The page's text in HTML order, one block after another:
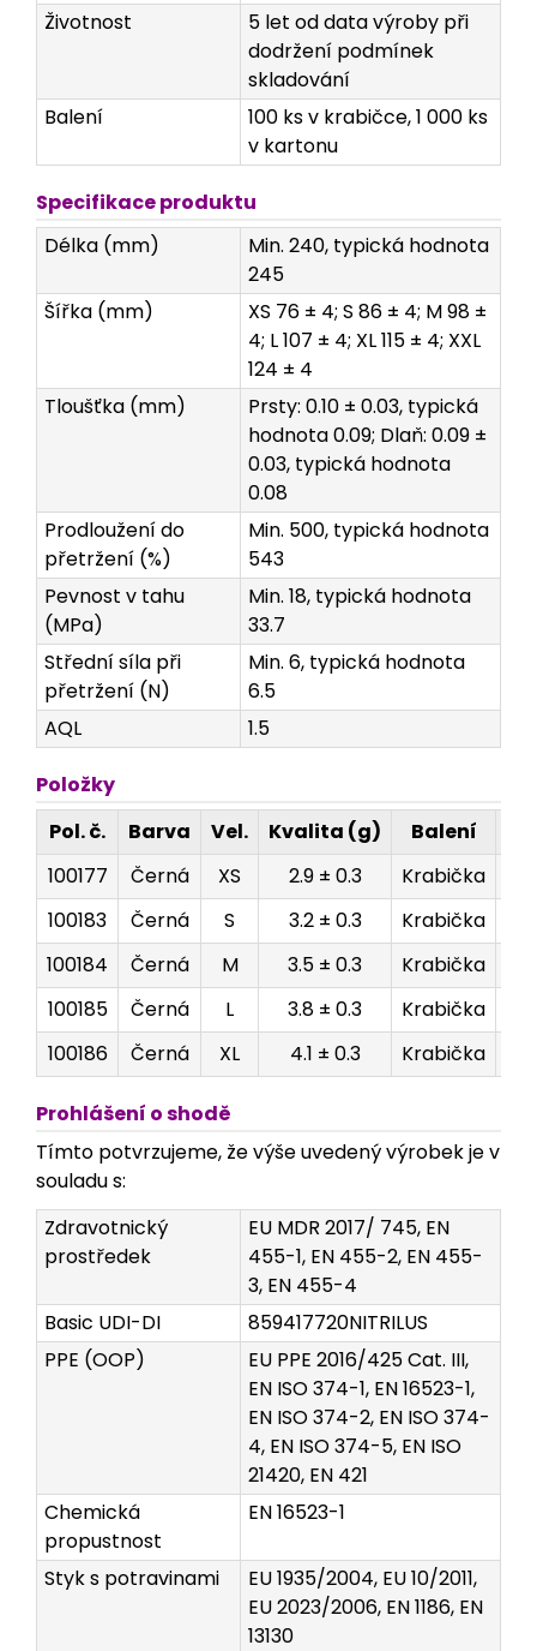
Životnost
5 let od data výroby při
dodržení podmínek
skladování
Balení
100 ks v krabičce, 1 000 ks
v kartonu
Specifikace produktu
Délka (mm)
Min. 240, typická hodnota
245
Šířka (mm)
XS 76 ± 4; S 86 ± 4; M 98 ±
4; L 107 ± 4; XL 115 ± 4; XXL
124 ± 4
Tloušťka (mm)
Prsty: 0.10 ± 0.03, typická
hodnota 0.09; Dlaň: 0.09 ±
0.03, typická hodnota
0.08
Prodloužení do
přetržení (%)
Min. 500, typická hodnota
543
Pevnost v tahu
(MPa)
Min. 18, typická hodnota
33.7
Střední síla při
přetržení (N)
Min. 6, typická hodnota
6.5
AQL
1.5
Položky
Pol. č.
Barva Vel. Kvalita (g) Balení
100177
Černá XS 2.9 ± 0.3 Krabička
100183
Černá S 3.2 ± 0.3 Krabička
100184
Černá M 3.5 ± 0.3 Krabička
100185
Černá L 3.8 ± 0.3 Krabička
100186
Černá XL 4.1 ± 0.3 Krabička
Prohlášení o shodě
Tímto potvrzujeme, že výše uvedený výrobek je v
souladu s:
Zdravotnický
prostředek
EU MDR 2017/ 745, EN
455-1, EN 455-2, EN 455-
3, EN 455-4
Basic UDI-DI
859417720NITRILUS
PPE (OOP)
EU PPE 2016/425 Cat. III,
EN ISO 374-1, EN 16523-1,
EN ISO 374-2, EN ISO 374-
4, EN ISO 374-5, EN ISO
21420, EN 421
Chemická
propustnost
EN 16523-1
Styk s potravinami
EU 1935/2004, EU 10/2011,
EU 2023/2006, EN 1186, EN
13130